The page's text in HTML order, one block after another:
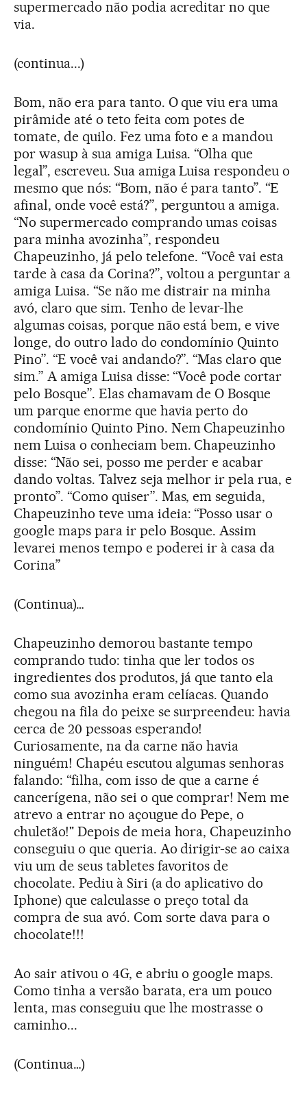
supermercado não podia acreditar no que
via.
(continua...)
Bom, não era para tanto. O que viu era uma
pirâmide até o teto feita com potes de
tomate, de quilo. Fez uma foto e a mandou
por wasup à sua amiga Luisa. “Olha que
legal”, escreveu. Sua amiga Luisa respondeu o
mesmo que nós: “Bom, não é para tanto”. “E
afinal, onde você está?”, perguntou a amiga.
“No supermercado comprando umas coisas
para minha avozinha”, respondeu
Chapeuzinho, já pelo telefone. “Você vai esta
tarde à casa da Corina?”, voltou a perguntar a
amiga Luisa. “Se não me distrair na minha
avó, claro que sim. Tenho de levar-lhe
algumas coisas, porque não está bem, e vive
longe, do outro lado do condomínio Quinto
Pino”. “E você vai andando?”. “Mas claro que
sim.” A amiga Luisa disse: “Você pode cortar
pelo Bosque”. Elas chamavam de O Bosque
um parque enorme que havia perto do
condomínio Quinto Pino. Nem Chapeuzinho
nem Luisa o conheciam bem. Chapeuzinho
disse: “Não sei, posso me perder e acabar
dando voltas. Talvez seja melhor ir pela rua, e
pronto”. “Como quiser”. Mas, em seguida,
Chapeuzinho teve uma ideia: “Posso usar o
google maps para ir pelo Bosque. Assim
levarei menos tempo e poderei ir à casa da
Corina”
(Continua)…
Chapeuzinho demorou bastante tempo
comprando tudo: tinha que ler todos os
ingredientes dos produtos, já que tanto ela
como sua avozinha eram celíacas. Quando
chegou na fila do peixe se surpreendeu: havia
cerca de 20 pessoas esperando!
Curiosamente, na da carne não havia
ninguém! Chapéu escutou algumas senhoras
falando: “filha, com isso de que a carne é
cancerígena, não sei o que comprar! Nem me
atrevo a entrar no açougue do Pepe, o
chuletão!" Depois de meia hora, Chapeuzinho
conseguiu o que queria. Ao dirigir-se ao caixa
viu um de seus tabletes favoritos de
chocolate. Pediu à Siri (a do aplicativo do
Iphone) que calculasse o preço total da
compra de sua avó. Com sorte dava para o
chocolate!!!
Ao sair ativou o 4G, e abriu o google maps.
Como tinha a versão barata, era um pouco
lenta, mas conseguiu que lhe mostrasse o
caminho...
(Continua…)